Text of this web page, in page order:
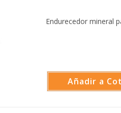
Endurecedor mineral
Añadir a